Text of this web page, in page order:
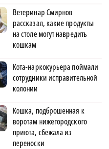
Ветеринар Смирнов
рассказал, какие продукты
на столе могут навредить
кошкам
Кота-наркокурьера поймали
сотрудники исправительной
колонии
Кошка, подброшенная к
воротам нижегородского
приюта, сбежала из
переноски